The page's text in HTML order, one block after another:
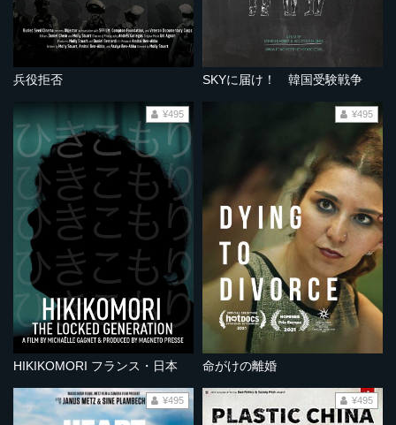
兵役拒否 SKYに届け！ 韓国受験戦争
HIKIKOMORI フランス・日本
¥495
命がけの離婚
¥495
¥495 ¥495